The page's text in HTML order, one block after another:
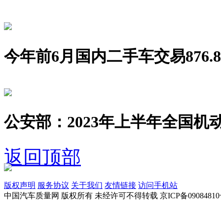
今年前6月国内二手车交易
公安部：2023年上半年全国机
返回顶部
版权声明 服务协议 关于我们 友情链接 访问手机站
中国汽车质量网 版权所有 未经许可不得转载 京ICP备09084810